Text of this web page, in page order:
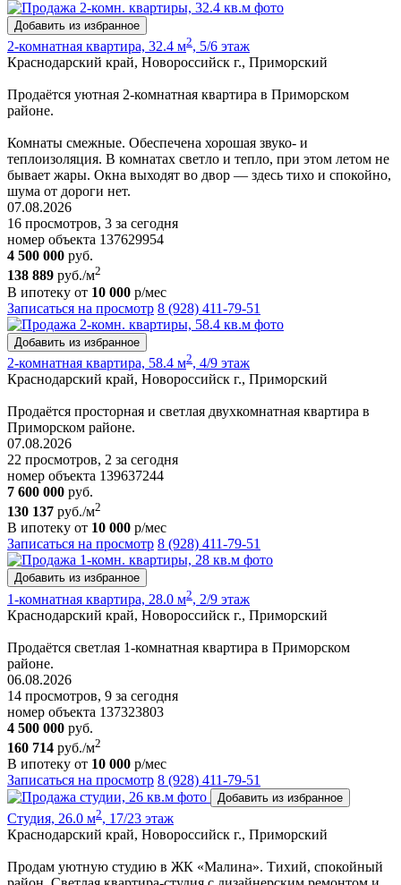
Добавить из избранное
2-комнатная квартира, 32.4 м2, 5/6 этаж
Краснодарский край, Новороссийск г., Приморский
Продаётся уютная 2-комнатная квартира в Приморском
районе.
Комнаты смежные. Обеспечена хорошая звуко- и
теплоизоляция. В комнатах светло и тепло, при этом летом не
бывает жары. Окна выходят во двор — здесь тихо и спокойно,
шума от дороги нет.
07.08.2026
16 просмотров, 3 за сегодня
номер объекта 137629954
4 500 000 руб.
138 889 руб./м2
В ипотеку от 10 000 р/мес
Записаться на просмотр 8 (928) 411-79-51
Добавить из избранное
2-комнатная квартира, 58.4 м2, 4/9 этаж
Краснодарский край, Новороссийск г., Приморский
Продаётся просторная и светлая двухкомнатная квартира в
Приморском районе.
07.08.2026
22 просмотров, 2 за сегодня
номер объекта 139637244
7 600 000 руб.
130 137 руб./м2
В ипотеку от 10 000 р/мес
Записаться на просмотр 8 (928) 411-79-51
Добавить из избранное
1-комнатная квартира, 28.0 м2, 2/9 этаж
Краснодарский край, Новороссийск г., Приморский
Продаётся светлая 1-комнатная квартира в Приморском
районе.
06.08.2026
14 просмотров, 9 за сегодня
номер объекта 137323803
4 500 000 руб.
160 714 руб./м2
В ипотеку от 10 000 р/мес
Записаться на просмотр 8 (928) 411-79-51
Добавить из избранное
Студия, 26.0 м2, 17/23 этаж
Краснодарский край, Новороссийск г., Приморский
Продам уютную студию в ЖК «Малина». Тихий, спокойный